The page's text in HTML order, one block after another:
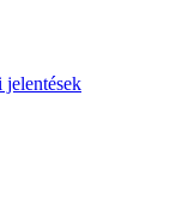
jelentések